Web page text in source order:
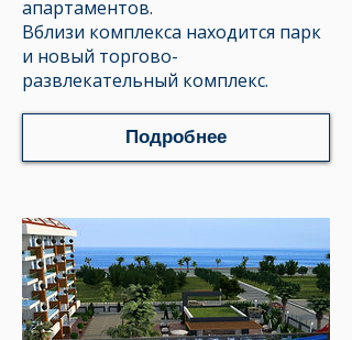
апартаментов.
Вблизи комплекса находится парк
и новый торгово-
развлекательный комплекс. ​
Подробнее